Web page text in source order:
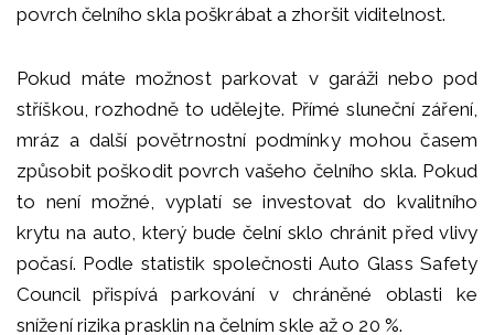
povrch čelního skla poškrábat a zhoršit viditelnost.
Pokud máte možnost parkovat v garáži nebo pod
stříškou, rozhodně to udělejte. Přímé sluneční záření,
mráz a další povětrnostní podmínky mohou časem
způsobit poškodit povrch vašeho čelního skla. Pokud
to není možné, vyplatí se investovat do kvalitního
krytu na auto, který bude čelní sklo chránit před vlivy
počasí. Podle statistik společnosti Auto Glass Safety
Council přispívá parkování v chráněné oblasti ke
snížení rizika prasklin na čelním skle až o 20 %.